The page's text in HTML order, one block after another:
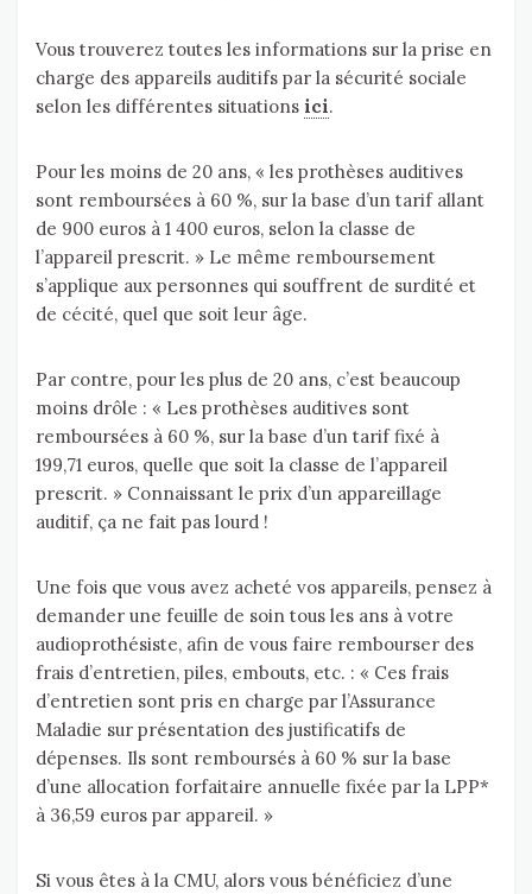
Vous trouverez toutes les informations sur la prise en
charge des appareils auditifs par la sécurité sociale
selon les différentes situations ici.
Pour les moins de 20 ans, « les prothèses auditives
sont remboursées à 60 %, sur la base d’un tarif allant
de 900 euros à 1 400 euros, selon la classe de
l’appareil prescrit. » Le même remboursement
s’applique aux personnes qui souffrent de surdité et
de cécité, quel que soit leur âge.
Par contre, pour les plus de 20 ans, c’est beaucoup
moins drôle : « Les prothèses auditives sont
remboursées à 60 %, sur la base d’un tarif fixé à
199,71 euros, quelle que soit la classe de l’appareil
prescrit. » Connaissant le prix d’un appareillage
auditif, ça ne fait pas lourd !
Une fois que vous avez acheté vos appareils, pensez à
demander une feuille de soin tous les ans à votre
audioprothésiste, afin de vous faire rembourser des
frais d’entretien, piles, embouts, etc. : « Ces frais
d’entretien sont pris en charge par l’Assurance
Maladie sur présentation des justificatifs de
dépenses. Ils sont remboursés à 60 % sur la base
d’une allocation forfaitaire annuelle fixée par la LPP*
à 36,59 euros par appareil. »
Si vous êtes à la CMU, alors vous bénéficiez d’une